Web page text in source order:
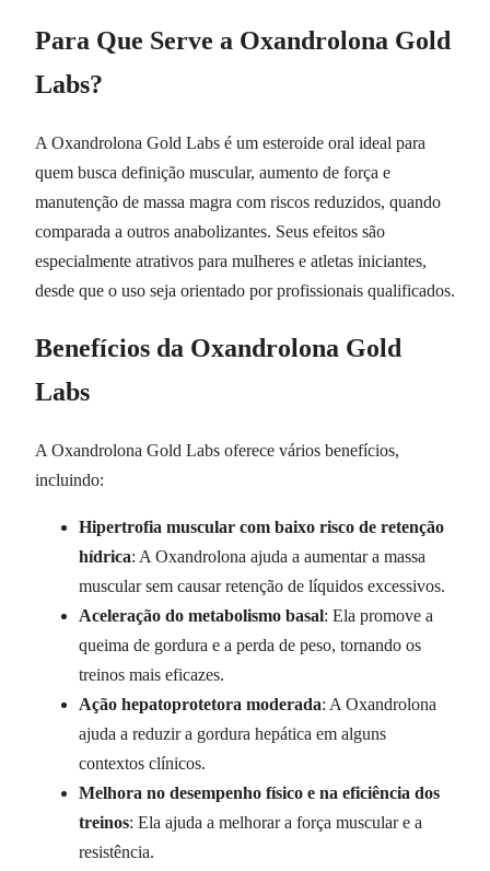
Para Que Serve a Oxandrolona Gold
Labs?
A Oxandrolona Gold Labs é um esteroide oral ideal para
quem busca definição muscular, aumento de força e
manutenção de massa magra com riscos reduzidos, quando
comparada a outros anabolizantes. Seus efeitos são
especialmente atrativos para mulheres e atletas iniciantes,
desde que o uso seja orientado por profissionais qualificados.
Benefícios da Oxandrolona Gold
Labs
A Oxandrolona Gold Labs oferece vários benefícios,
incluindo:
Hipertrofia muscular com baixo risco de retenção
hídrica: A Oxandrolona ajuda a aumentar a massa
muscular sem causar retenção de líquidos excessivos.
Aceleração do metabolismo basal: Ela promove a
queima de gordura e a perda de peso, tornando os
treinos mais eficazes.
Ação hepatoprotetora moderada: A Oxandrolona
ajuda a reduzir a gordura hepática em alguns
contextos clínicos.
Melhora no desempenho físico e na eficiência dos
treinos: Ela ajuda a melhorar a força muscular e a
resistência.